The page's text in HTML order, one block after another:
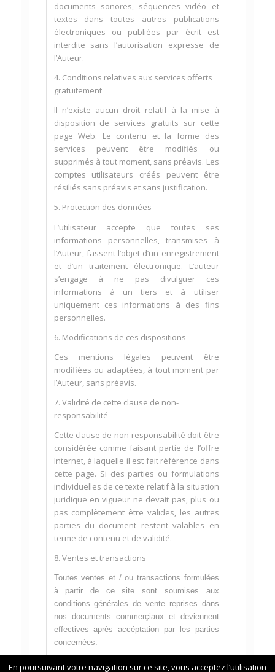
documents sonores, séquences vidéo et
textes dans toutes autres publications
électroniques ou publiées par écrit est
interdite sans l’autorisation expresse de
l’Auteur.
4. Conditions relatives aux services offerts
gratuitement
Il n’existe aucun droit relatif à la mise à
disposition de services gratuits sur cette
page Web. Le contenu et la forme des
services peuvent être modifiés ou
supprimés à tout moment, sans préavis. Les
comptes utilisateurs créés peuvent être
résiliés sans préavis et sans justification.
5. Protection des données
L’utilisateur accepte que toutes ses
informations personnelles, transmises à
l’Auteur, fassent l’objet d’un enregistrement
et d’un traitement électronique. L’auteur
s’engage à ne pas divulguer ces
informations à un tiers et à utiliser
uniquement ces informations à des fins
personnelles.
6. Modifications de ces dispositions
Ces mentions légales peuvent être
modifiées ou adaptées, à tout moment par
l’Auteur, sans préavis.
7. Validité de cette clause de non-
responsabilité
Cette clause de non-responsabilité doit être
considérée comme faisant partie de l’offre
Internet, à laquelle il est fait référence dans
cette page. Si des parties ou formulations
individuelles de ce texte relatif à la situation
juridique en vigueur ne devait pas, plus ou
pas complètement être valides, les autres
parties du document restent valables en
terme de contenu et de validité.
8. Ventes et transactions
Toutes ventes et / ou transactions formulées
à partir de ce site sont soumises aux
conditions générales de vente reprises dans
nos documents commerçiaux et deviennent
effectives après accéptation par les parties
concernées.
En poursuivant votre navigation sur ce site, vous acceptez l’utilisation